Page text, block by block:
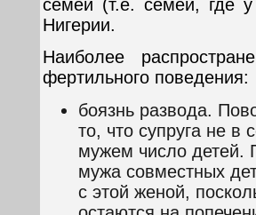
семей (т.е. семей, где
Нигерии.
Наиболее
фертильного поведения:
боязнь развода.
то, что супруга не в
мужем число детей.
мужа совместных
с этой женой,